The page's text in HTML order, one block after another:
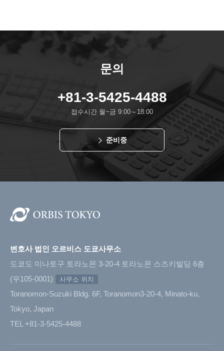
문의
+81-3-5425-4488
접수시간 월~금 9:00～18:00
준비중
변호사 법인 오르비스 도쿄사무소
도쿄도 미나토구 토라노몬 3-20-4 토라노몬 스즈키빌딩 6층
(우105-0001)
사무소 위치
Toranomon-Suzuki Bldg. 6F, Toranomon3-20-4, Minato-ku,
Tokyo, Japan
TEL +81-3-5425-4488